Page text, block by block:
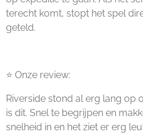
terecht komt, stopt het spel
geteld.
⭐ Onze review:
Riverside stond al erg lang op
is dit. Snel te begrijpen en
snelheid in en het ziet er erg